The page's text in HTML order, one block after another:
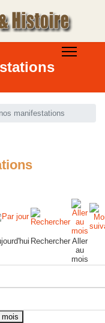
manifestations
Rechercher Aller
au
mois